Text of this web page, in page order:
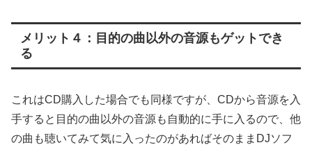
メリット４：目的の曲以外の音源もゲットでき
る
これはCD購入した場合でも同様ですが、CDから音源を入
手すると目的の曲以外の音源も自動的に手に入るので、他
の曲も聴いてみて気に入ったのがあればそのままDJソフ